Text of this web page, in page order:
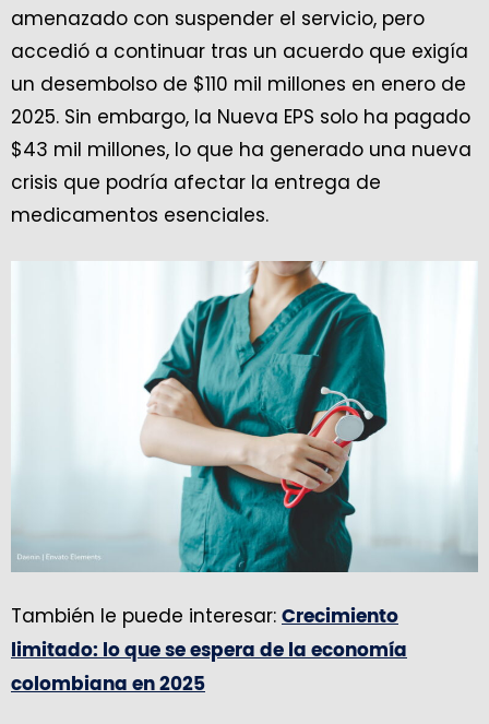
amenazado con suspender el servicio, pero
accedió a continuar tras un acuerdo que exigía
un desembolso de $110 mil millones en enero de
2025. Sin embargo, la Nueva EPS solo ha pagado
$43 mil millones, lo que ha generado una nueva
crisis que podría afectar la entrega de
medicamentos esenciales.
También le puede interesar: Crecimiento
limitado: lo que se espera de la economía
colombiana en 2025